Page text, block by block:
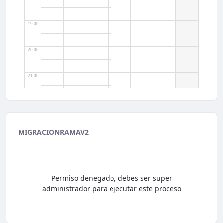
19:00
20:00
21:00
22:00
MIGRACIONRAMAV2
Permiso denegado, debes ser super
administrador para ejecutar este proceso